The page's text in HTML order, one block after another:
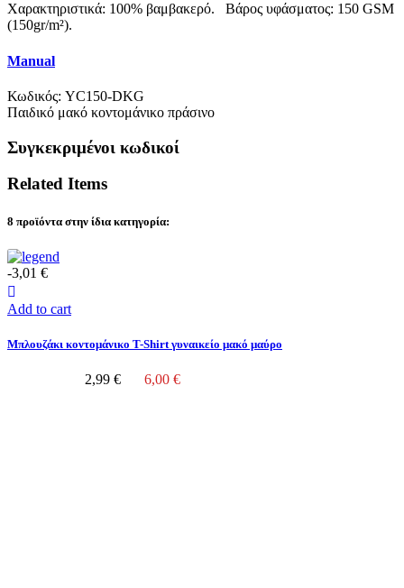
Χαρακτηριστικά: 100% βαμβακερό. Βάρος υφάσματος: 150 GSM
(150gr/m²).
Manual
Κωδικός: YC150-DKG
Παιδικό μακό κοντομάνικο πράσινο
Συγκεκριμένοι κωδικοί
Related Items
8 προϊόντα στην ίδια κατηγορία:
-3,01 €
Add to cart
Μπλουζάκι κοντομάνικο T-Shirt γυναικείο μακό μαύρο
2,99 € 6,00 €